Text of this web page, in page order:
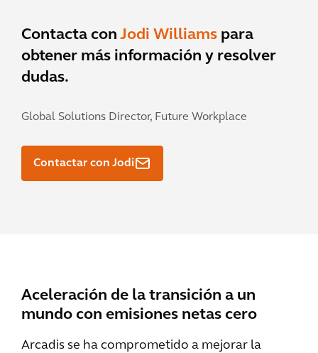
Contacta con Jodi Williams para
obtener más información y resolver
dudas.
Global Solutions Director, Future Workplace
Contactar con Jodi
Aceleración de la transición a un
mundo con emisiones netas cero
Arcadis se ha comprometido a mejorar la